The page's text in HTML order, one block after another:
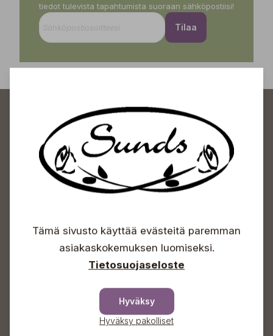
tiedot tulevista tapahtumista suoraan sähköpostiisi!
Tilaa
Sundin Puutarhakeskus
Arkisin 09-18
Sunnuntaisin Itsepalvelu
Tämä sivusto käyttää evästeitä paremman
asiakaskokemuksen luomiseksi.
Tietosuojaseloste
Hyväksy
Hyväksy pakolliset